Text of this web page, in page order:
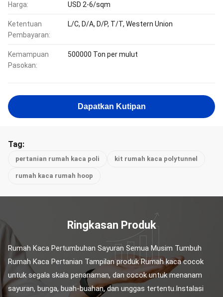
Harga: USD 2-6/sqm
Ketentuan
Pembayaran:
L/C, D/A, D/P, T/T, Western Union
Kemampuan
Pasokan:
500000 Ton per mulut
Dapatkan Kutipan
Tag:
pertanian rumah kaca poli kit rumah kaca polytunnel
rumah kaca rumah hoop
Ringkasan Produk
Rumah Kaca Pertumbuhan Sayuran Semua Musim Tumbuh
Rumah Kaca Pertanian Tampilan produk Rumah kaca cocok
untuk segala skala penanaman, dan cocok untuk menanam
sayuran, bunga, buah-buahan, dan unggas tertentu.Instalasi